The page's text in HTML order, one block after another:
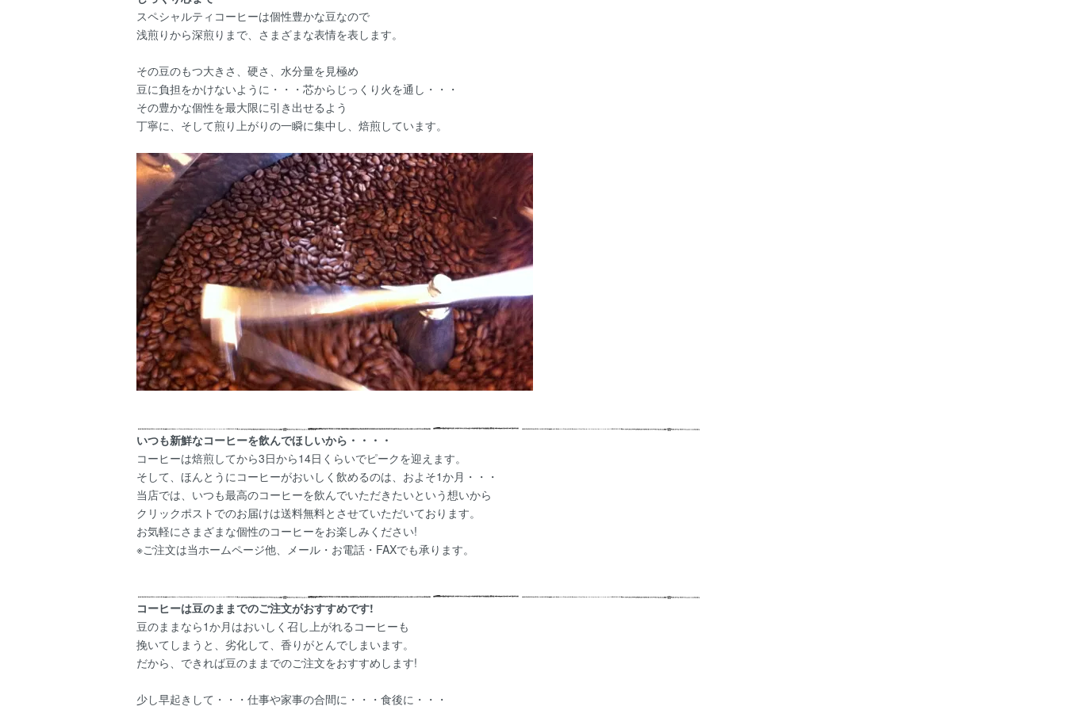
スペシャルティコーヒーは個性豊かな豆なので
浅煎りから深煎りまで、さまざまな表情を表します。
その豆のもつ大きさ、硬さ、水分量を見極め
豆に負担をかけないように・・・芯からじっくり火を通し・・・
その豊かな個性を最大限に引き出せるよう
丁寧に、そして煎り上がりの一瞬に集中し、焙煎しています。
いつも新鮮なコーヒーを飲んでほしいから・・・・
コーヒーは焙煎してから3日から14日くらいでピークを迎えます。
そして、ほんとうにコーヒーがおいしく飲めるのは、およそ1か月・・・
当店では、いつも最高のコーヒーを飲んでいただきたいという想いから
クリックポストでのお届けは送料無料とさせていただいております。
お気軽にさまざまな個性のコーヒーをお楽しみください!
※ご注文は当ホームページ他、メール・お電話・FAXでも承ります。
コーヒーは豆のままでのご注文がおすすめです!
豆のままなら1か月はおいしく召し上がれるコーヒーも
挽いてしまうと、劣化して、香りがとんでしまいます。
だから、できれば豆のままでのご注文をおすすめします!
少し早起きして・・・仕事や家事の合間に・・・食後に・・・